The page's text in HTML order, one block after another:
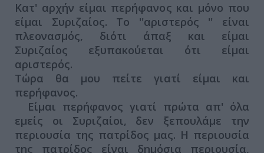
Κατ' αρχήν είμαι περήφανος και μόνο που
είμαι Συριζαίος. Το ''αριστερός '' είναι
πλεονασμός, διότι άπαξ και είμαι
Συριζαίος εξυπακούεται ότι είμαι
αριστερός.
Τώρα θα μου πείτε γιατί είμαι και
περήφανος.
Είμαι περήφανος γιατί πρώτα απ' όλα
εμείς οι Συριζαίοι, δεν ξεπουλάμε την
περιουσία της πατρίδος μας. Η περιουσία
της πατρίδος είναι δημόσια περιουσία,